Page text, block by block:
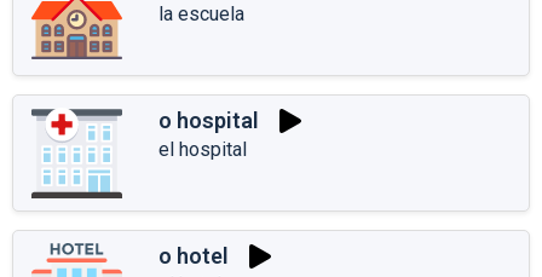
la escuela
o hospital
el hospital
o hotel